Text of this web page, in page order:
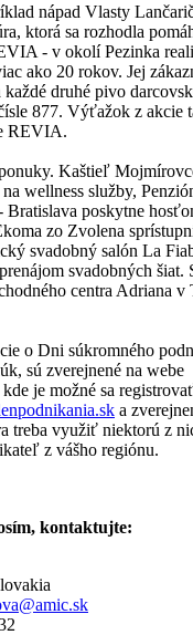
nápad Vlasty
ktorá sa rozhodla
- v okolí Pezinka
ako 20 rokov. Jej
druhé pivo
877. Výťažok z akcie
REVIA.
Kaštieľ
wellness služby,
Bratislava poskytne
zo Zvolena
svadobný salón La
svadobných šiat.
centra Adriana v
o Dni súkromného
sú zverejnené na webe
kde je možné sa
a
treba využiť niektorú z
z vášho regiónu.
kontaktujte: